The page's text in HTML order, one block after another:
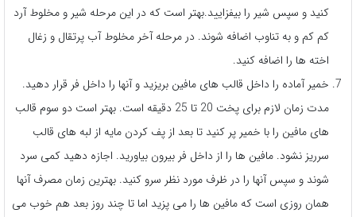
کنید و سپس شیر را بیفزایید.بهتر است که در این مرحله شیر و مخلوط آرد
کم کم و به تناوب اضافه شوند. در مرحله آخر مخلوط آب پرتقال و زغال
اخته ها را اضافه کنید.
خمیر آماده را داخل قالب های مافین بریزید و آنها را داخل فر قرار دهید.
مدت زمان لازم برای پخت 20 تا 25 دقیقه است. بهتر است دو سوم قالب
های مافین را با خمیر پر کنید تا بعد از پف کردن مایه از لبه های قالب
سرریز نشود. مافین ها را از داخل فر بیرون بیاورید. اجازه دهید کمی سرد
شوند و سپس آنها را در ظرف مورد نظر سرو کنید. بهترین زمان مصرف آنها
همان روزی است که مافین ها را می پزید اما تا چند روز بعد هم خوب می